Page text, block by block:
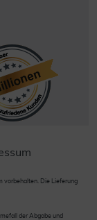
vorbehalten. Die Lieferung
der Abgabe und